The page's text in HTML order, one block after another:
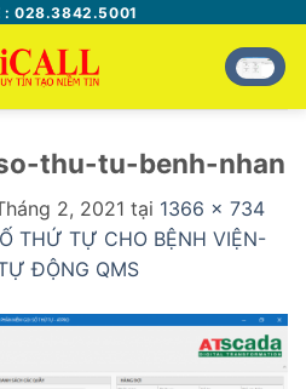
: 028.3842.5001
thu-tu-benh-nhan
2, 2021 tại 1366 × 734
THỨ TỰ CHO BỆNH VIỆN-
ĐỘNG QMS